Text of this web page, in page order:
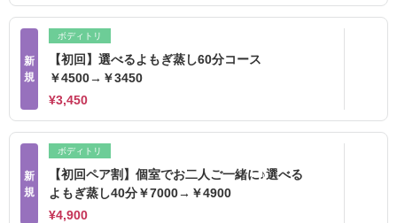
新
規
ボディトリ
【初回】選べるよもぎ蒸し60分コース
￥4500→￥3450
¥3,450
新
規
ボディトリ
【初回ペア割】個室でお二人ご一緒に♪選べる
よもぎ蒸し40分￥7000→￥4900
¥4,900